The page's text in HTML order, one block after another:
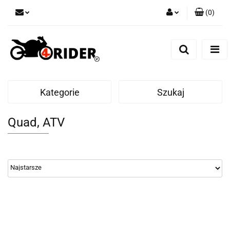
(0)
Kategorie Szukaj
Quad, ATV